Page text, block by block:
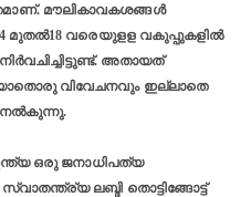
മൗലികാവകശങ്ങള്‍
മുതല്‍18 വരെയുളള വകുപ്പുകളില്‍
അതായത്
വിവേചനവും ഇല്ലാതെ
നല്‍കുന്നു.
ഒരു ജനാധിപത്യ
ലബ്ദി തൊട്ടിങ്ങോട്ട്